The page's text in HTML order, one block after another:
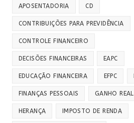
APOSENTADORIA CD
CONTRIBUIÇÕES PARA PREVIDÊNCIA
CONTROLE FINANCEIRO
DECISÕES FINANCEIRAS EAPC
EDUCAÇÃO FINANCEIRA EFPC
FINANÇAS PESSOAIS GANHO REAL
HERANÇA IMPOSTO DE RENDA